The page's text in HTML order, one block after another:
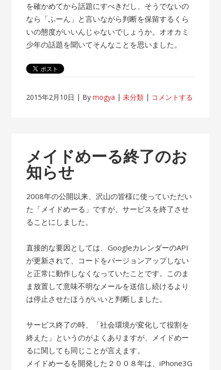
を確かめてから話題にすべきだし、そうでないの
なら「ふーん」と言いながら判断を保留するくら
いの態度がいいんじゃないでしょうか。オオカミ
少年の話題を聞いてそんなことを思いました。
2015年2月10日 Bymogya 未分類 コメントする
メイドめーる終了のお
知らせ
2008年の公開以来、沢山の皆様に使っていただい
た「メイドめーる」ですが、サービスを終了させ
ることにしました。
直接的な要因としては、GoogleカレンダーのAPI
が更新されて、コードをバージョンアップしない
と正常に動作しなくなっていたことです。このま
ま放置して意味不明なメールを送信し続けるより
は停止させたほうがいいと判断しました。
サービス終了の時、「社会環境が変化して役割を
終えた」というのがよくありますが、メイドめー
るに関しても同じことが言えます。
メイドめーるを開発した２００８年は、iPhone3G